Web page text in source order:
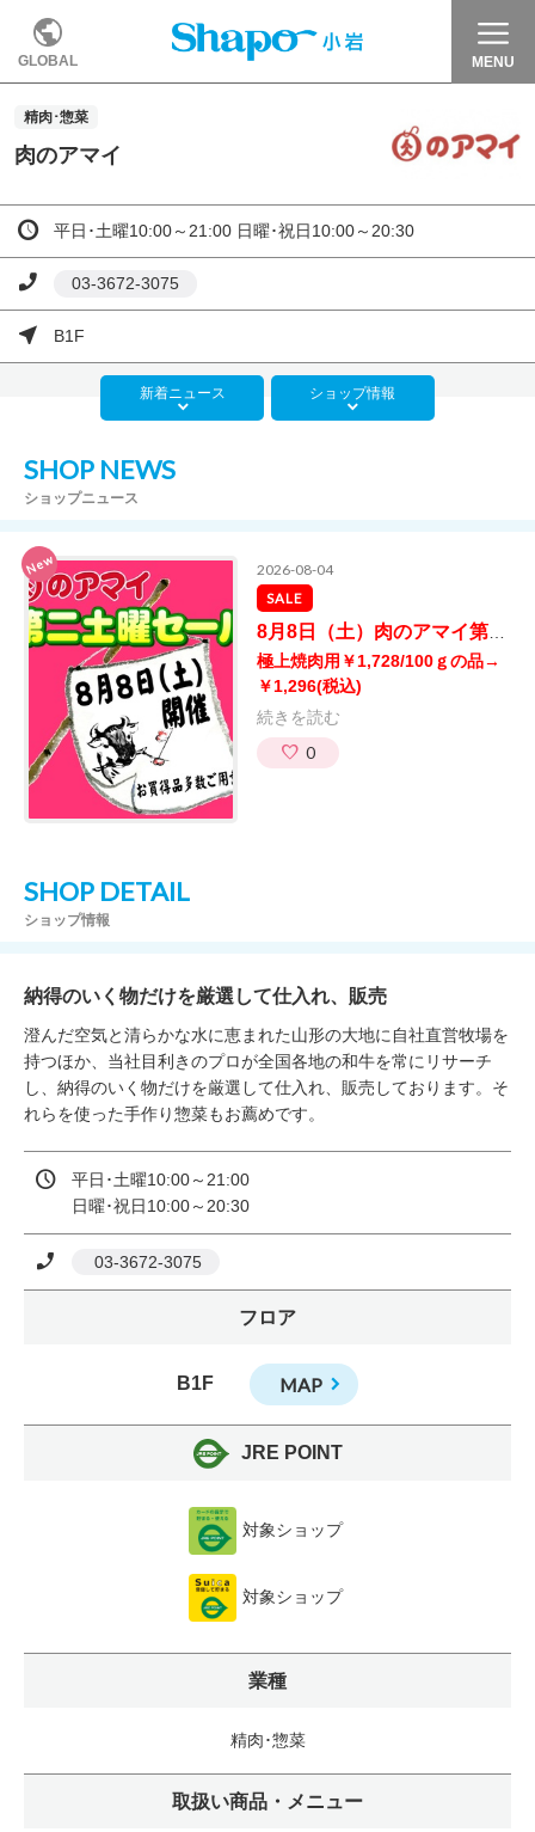
GLOBAL MENU
精肉･惣菜
肉のアマイ
平日･土曜10:00～21:00 日曜･祝日10:00～20:30
03-3672-3075
B1F
新着ニュース ショップ情報
SHOP NEWS
ショップニュース
New 2026-08-04
SALE
極上焼肉用￥1,728/100ｇの品→
￥1,296(税込)
続きを読む
0
SHOP DETAIL
ショップ情報
納得のいく物だけを厳選して仕入れ、販売
澄んだ空気と清らかな水に恵まれた山形の大地に自社直営牧場を
持つほか、当社目利きのプロが全国各地の和牛を常にリサーチ
し、納得のいく物だけを厳選して仕入れ、販売しております。そ
れらを使った手作り惣菜もお薦めです。
平日･土曜10:00～21:00
日曜･祝日10:00～20:30
03-3672-3075
フロア
B1F MAP
JRE POINT
対象ショップ
対象ショップ
業種
精肉･惣菜
取扱い商品・メニュー